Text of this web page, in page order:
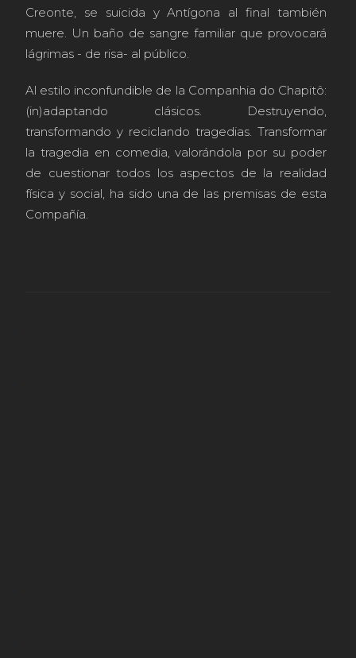
Creonte, se suicida y Antígona al final también
muere. Un baño de sangre familiar que provocará
lágrimas - de risa- al público.
Al estilo inconfundible de la Companhia do Chapitô:
(in)adaptando clásicos. Destruyendo,
transformando y reciclando tragedias. Transformar
la tragedia en comedia, valorándola por su poder
de cuestionar todos los aspectos de la realidad
física y social, ha sido una de las premisas de esta
Compañía.